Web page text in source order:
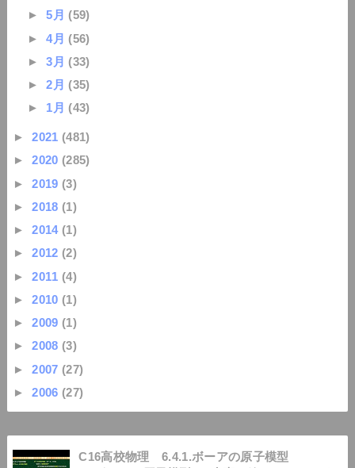
►5月 (59)
►4月 (56)
►3月 (33)
►2月 (35)
► 1月 (43)
►2021 (481)
►2020 (285)
►2019 (3)
►2018 (1)
►2014 (1)
►2012 (2)
►2011 (4)
►2010 (1)
►2009 (1)
►2008 (3)
►2007 (27)
►2006 (27)
C16高校物理 6.4.1.ボーアの原子模型